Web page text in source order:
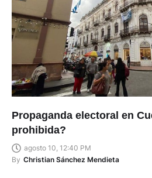
Propaganda electoral en
prohibida?
agosto 10, 12:40 PM
By Christian Sánchez Mendieta